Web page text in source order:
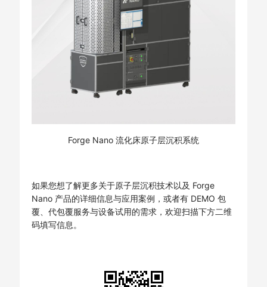
Forge Nano 流化床原子层沉积系统
如果您想了解更多关于原子层沉积技术以及 Forge
Nano 产品的详细信息与应用案例，或者有 DEMO 包
覆、代包覆服务与设备试用的需求，欢迎扫描下方二维
码填写信息。